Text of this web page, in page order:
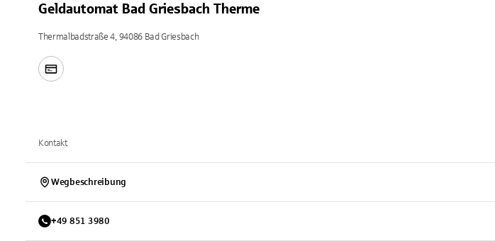
Geldautomat Bad Griesbach Therme
Thermalbadstraße 4, 94086 Bad Griesbach
Kontakt
Wegbeschreibung
+49 851 3980